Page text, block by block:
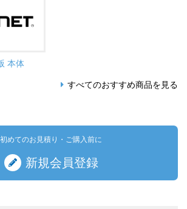
本体
すべてのおすすめ商品を見る
初めてのお見積り・ご購入前に
新規会員登録